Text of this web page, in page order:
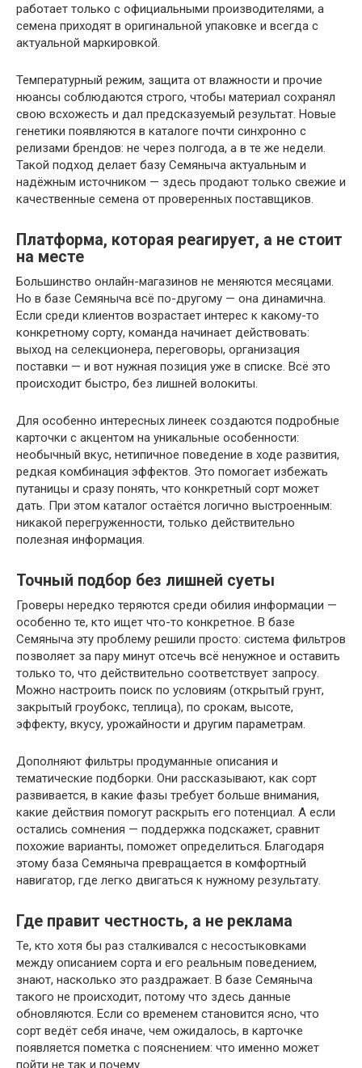
работает только с официальными производителями, а
семена приходят в оригинальной упаковке и всегда с
актуальной маркировкой.
Температурный режим, защита от влажности и прочие
нюансы соблюдаются строго, чтобы материал сохранял
свою всхожесть и дал предсказуемый результат. Новые
генетики появляются в каталоге почти синхронно с
релизами брендов: не через полгода, а в те же недели.
Такой подход делает базу Семяныча актуальным и
надёжным источником — здесь продают только свежие и
качественные семена от проверенных поставщиков.
Платформа, которая реагирует, а не стоит
на месте
Большинство онлайн-магазинов не меняются месяцами.
Но в базе Семяныча всё по-другому — она динамична.
Если среди клиентов возрастает интерес к какому-то
конкретному сорту, команда начинает действовать:
выход на селекционера, переговоры, организация
поставки — и вот нужная позиция уже в списке. Всё это
происходит быстро, без лишней волокиты.
Для особенно интересных линеек создаются подробные
карточки с акцентом на уникальные особенности:
необычный вкус, нетипичное поведение в ходе развития,
редкая комбинация эффектов. Это помогает избежать
путаницы и сразу понять, что конкретный сорт может
дать. При этом каталог остаётся логично выстроенным:
никакой перегруженности, только действительно
полезная информация.
Точный подбор без лишней суеты
Гроверы нередко теряются среди обилия информации —
особенно те, кто ищет что-то конкретное. В базе
Семяныча эту проблему решили просто: система фильтров
позволяет за пару минут отсечь всё ненужное и оставить
только то, что действительно соответствует запросу.
Можно настроить поиск по условиям (открытый грунт,
закрытый гроубокс, теплица), по срокам, высоте,
эффекту, вкусу, урожайности и другим параметрам.
Дополняют фильтры продуманные описания и
тематические подборки. Они рассказывают, как сорт
развивается, в какие фазы требует больше внимания,
какие действия помогут раскрыть его потенциал. А если
остались сомнения — поддержка подскажет, сравнит
похожие варианты, поможет определиться. Благодаря
этому база Семяныча превращается в комфортный
навигатор, где легко двигаться к нужному результату.
Где правит честность, а не реклама
Те, кто хотя бы раз сталкивался с несостыковками
между описанием сорта и его реальным поведением,
знают, насколько это раздражает. В базе Семяныча
такого не происходит, потому что здесь данные
обновляются. Если со временем становится ясно, что
сорт ведёт себя иначе, чем ожидалось, в карточке
появляется пометка с пояснением: что именно может
пойти не так и почему.